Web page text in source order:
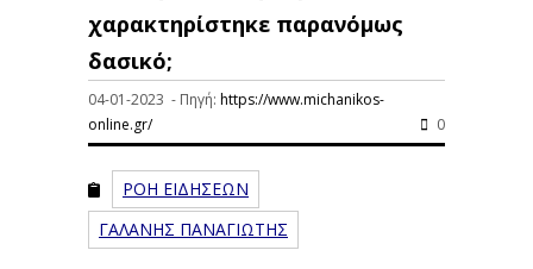
χαρακτηρίστηκε παρανόμως
δασικό;
04-01-2023 - Πηγή: https://www.michanikos-
online.gr/
0
ΡΟΗ ΕΙΔΗΣΕΩΝ
ΓΑΛΑΝΗΣ ΠΑΝΑΓΙΩΤΗΣ